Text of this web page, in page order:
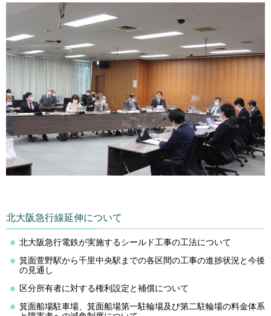
北大阪急行線延伸について
北大阪急行電鉄が実施するシールド工事の工法について
箕面萱野駅から千里中央駅までの各区間の工事の進捗状況と今後
の見通し
区分所有者に対する権利設定と補償について
箕面船場駐車場、箕面船場第一駐輪場及び第二駐輪場の料金体系